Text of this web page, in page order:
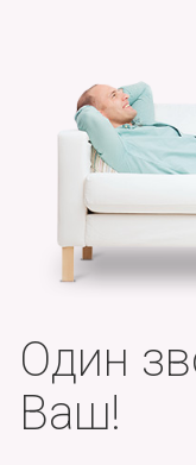
Один
Ваш!